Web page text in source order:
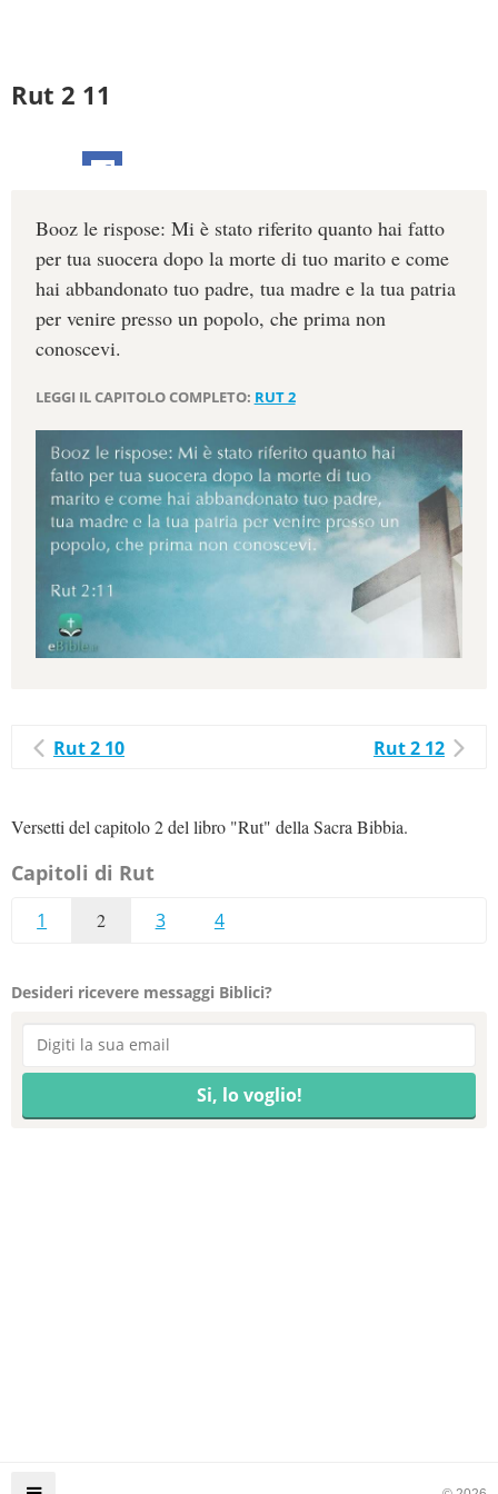
Rut 2 11
Booz le rispose: Mi è stato riferito quanto hai fatto
per tua suocera dopo la morte di tuo marito e come
hai abbandonato tuo padre, tua madre e la tua patria
per venire presso un popolo, che prima non
conoscevi.
LEGGI IL CAPITOLO COMPLETO: RUT 2
Rut 2 10 Rut 2 12
Versetti del capitolo 2 del libro "Rut" della Sacra Bibbia.
Capitoli di Rut
1 2 3 4
Desideri ricevere messaggi Biblici?